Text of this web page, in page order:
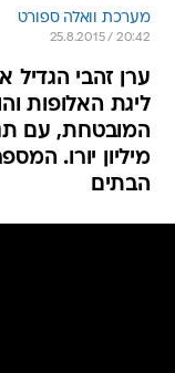
מערכת וואלה ספורט
25.8.2015 / 20:42
ערן זהבי הגדיל
ליגת האלופות
מיליון יורו.
הבתים